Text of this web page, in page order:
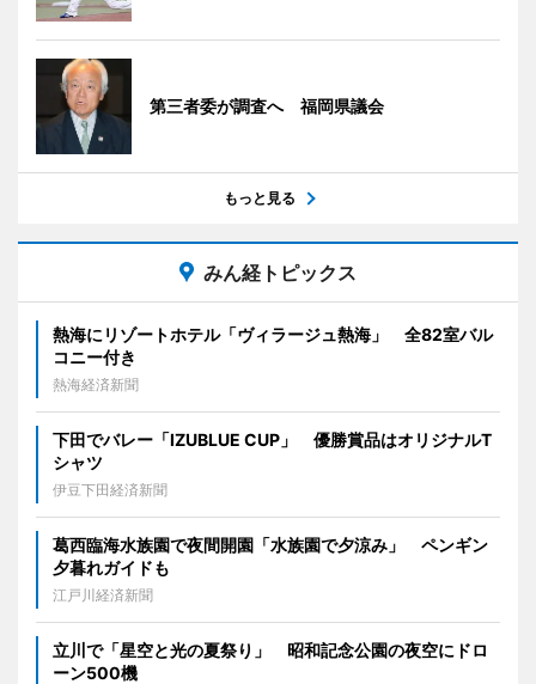
第三者委が調査へ 福岡県議会
もっと見る
みん経トピックス
熱海にリゾートホテル「ヴィラージュ熱海」 全82室バル
コニー付き
熱海経済新聞
下田でバレー「IZUBLUE CUP」 優勝賞品はオリジナルT
シャツ
伊豆下田経済新聞
葛西臨海水族園で夜間開園「水族園で夕涼み」 ペンギン
夕暮れガイドも
江戸川経済新聞
立川で「星空と光の夏祭り」 昭和記念公園の夜空にドロ
ーン500機